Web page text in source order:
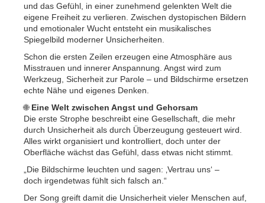
und das Gefühl, in einer zunehmend gelenkten Welt die
eigene Freiheit zu verlieren. Zwischen dystopischen Bildern
und emotionaler Wucht entsteht ein musikalisches
Spiegelbild moderner Unsicherheiten.
Schon die ersten Zeilen erzeugen eine Atmosphäre aus
Misstrauen und innerer Anspannung. Angst wird zum
Werkzeug, Sicherheit zur Parole – und Bildschirme ersetzen
echte Nähe und eigenes Denken.
🌐 Eine Welt zwischen Angst und Gehorsam
Die erste Strophe beschreibt eine Gesellschaft, die mehr
durch Unsicherheit als durch Überzeugung gesteuert wird.
Alles wirkt organisiert und kontrolliert, doch unter der
Oberfläche wächst das Gefühl, dass etwas nicht stimmt.
„Die Bildschirme leuchten und sagen: ‚Vertrau uns‘ –
doch irgendetwas fühlt sich falsch an.“
Der Song greift damit die Unsicherheit vieler Menschen auf,